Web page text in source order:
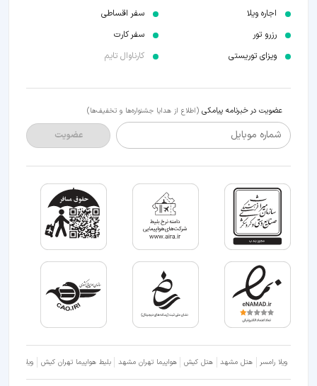
اجاره ویلا
رزرو تور
ویزای توریستی
سفر اقساطی
سفر کارت
کارناوال تایم
عضویت در خبرنامه پیامکی (اطلاع از هدایا جشنواره‌ها و تخفیف‌ها)
شماره موبایل عضویت
ویلا رامسر هتل مشهد هتل کیش هواپیما تهران مشهد بلیط هواپیما تهران کیش ویلا شمال